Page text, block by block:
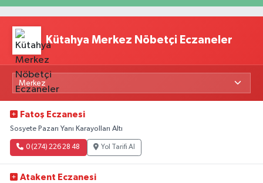
Kütahya Merkez Nöbetçi Eczaneler
Fatoş Eczanesi
Sosyete Pazarı Yanı Karayolları Altı
0 (274) 226 28 48 Yol Tarifi Al
Atakent Eczanesi